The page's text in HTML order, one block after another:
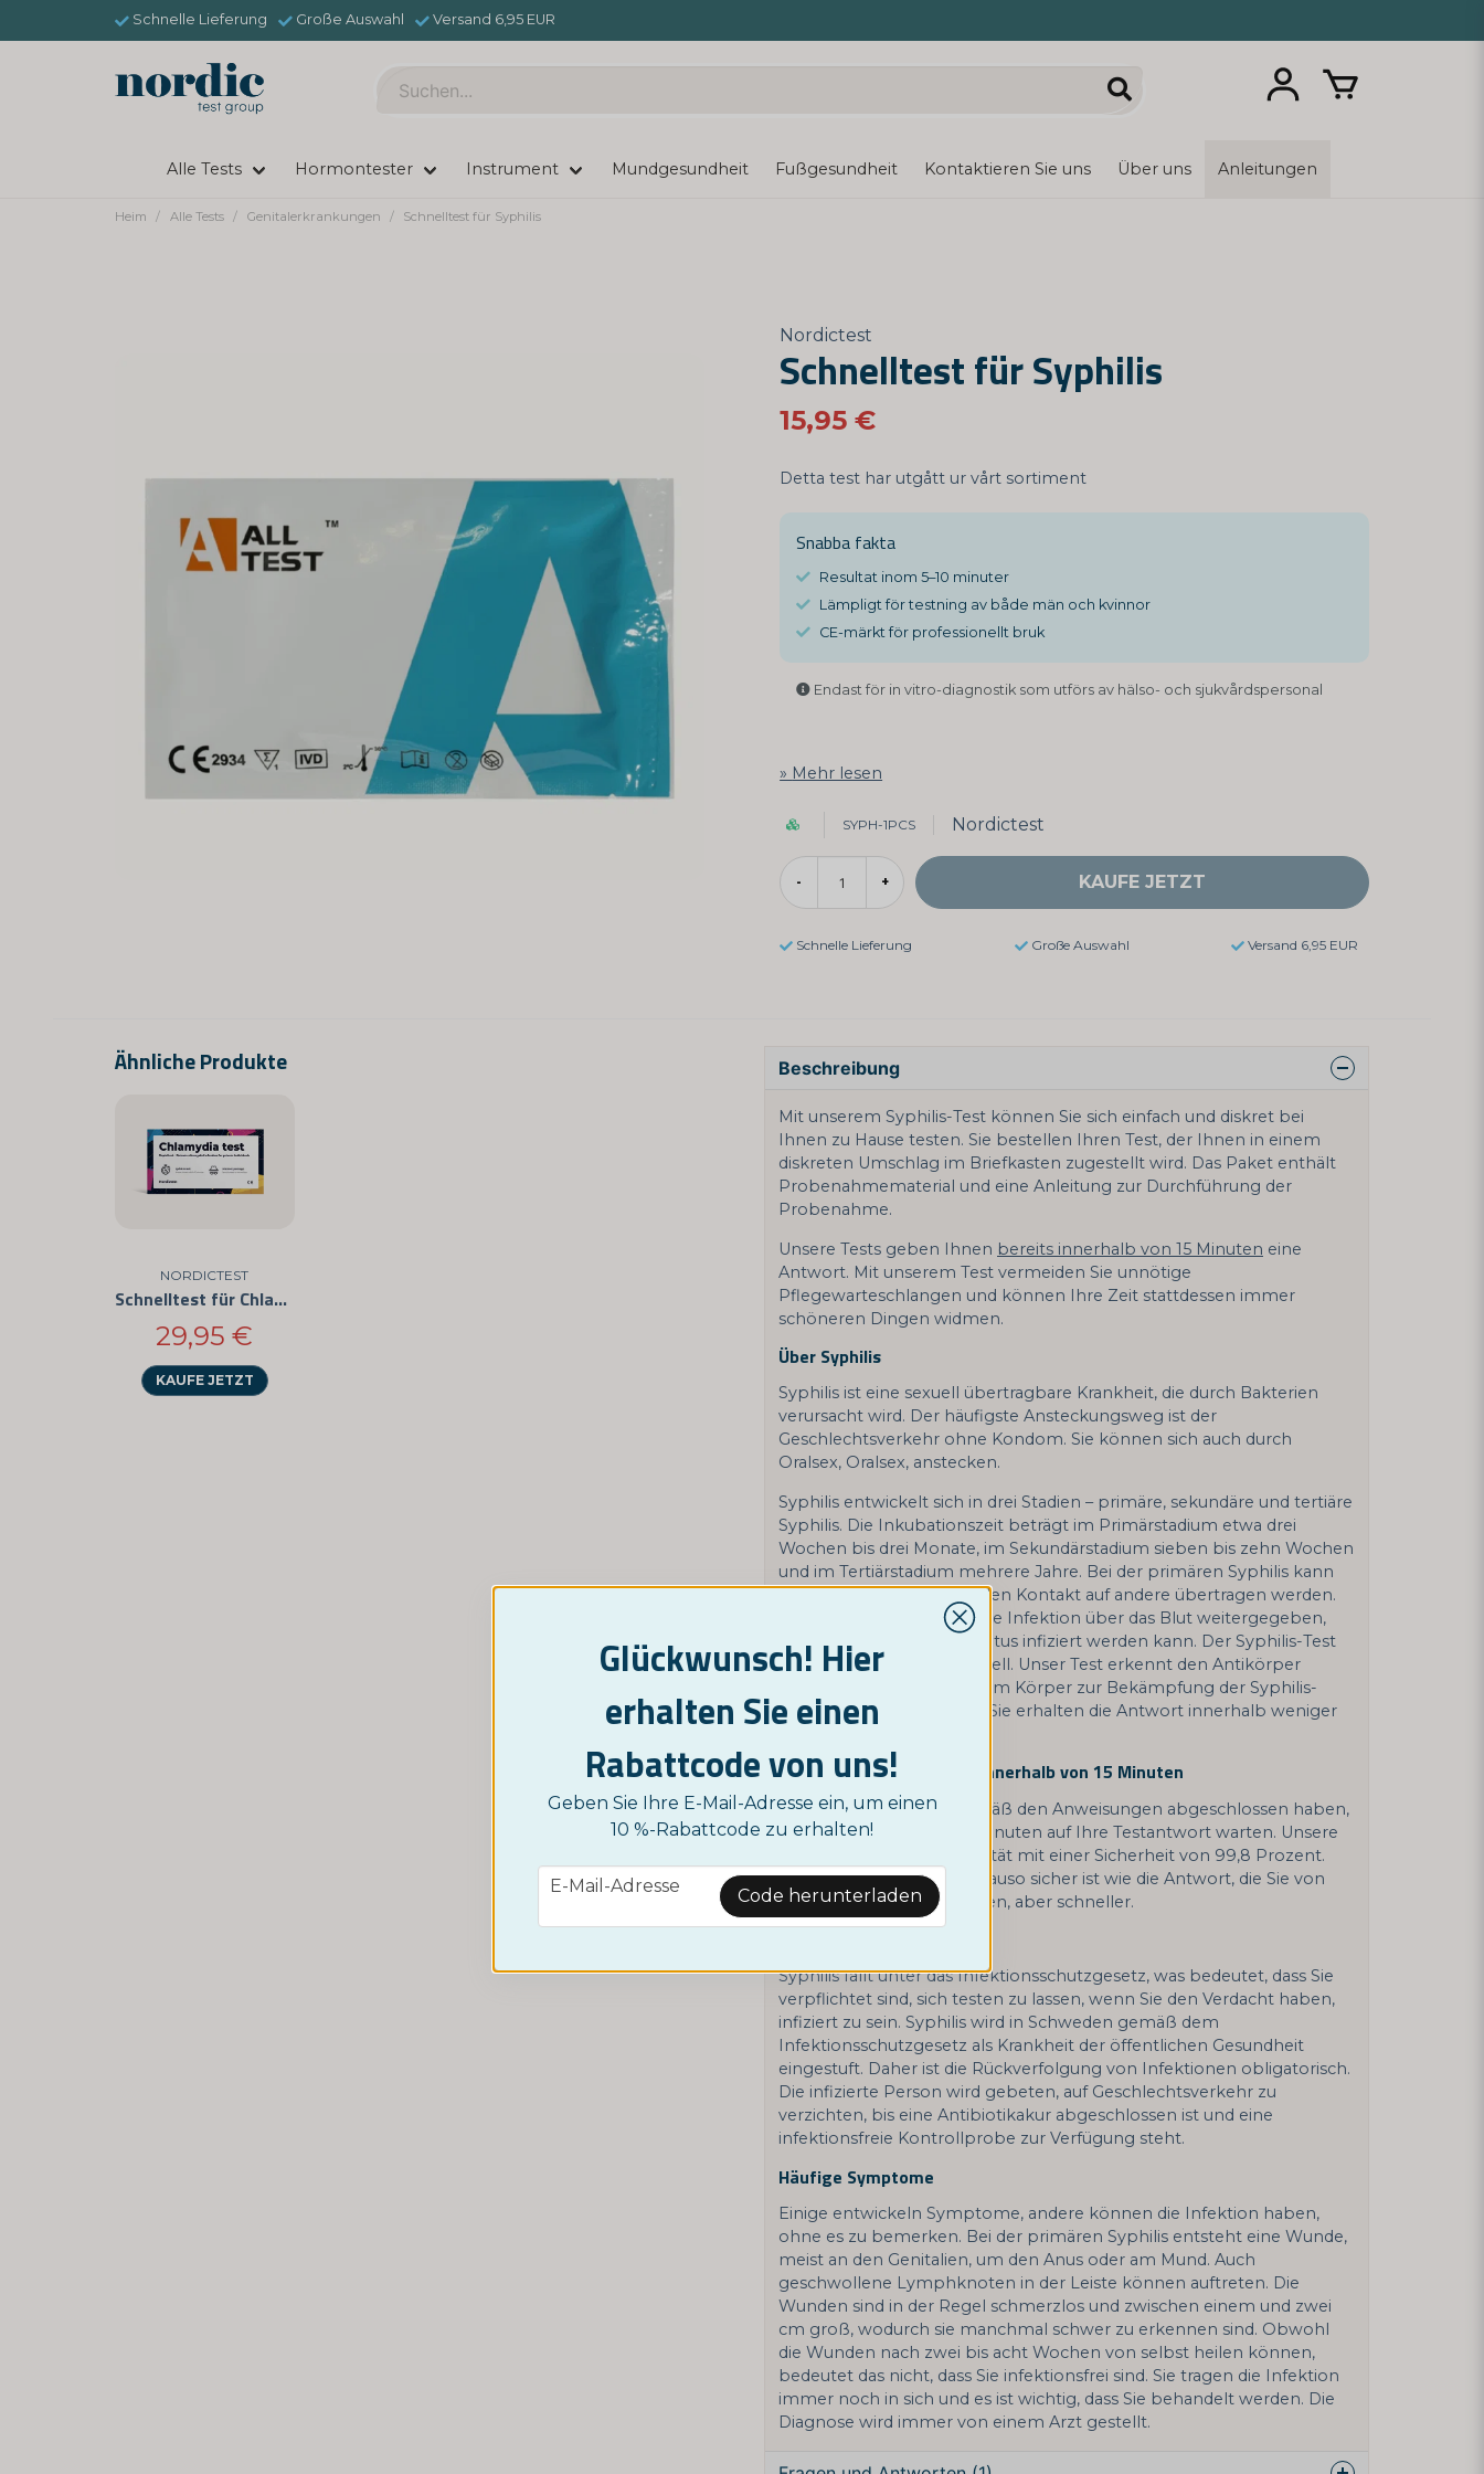
Schnelle Lieferung Große Auswahl Versand 6,95 EUR
Alle Tests Hormontester Instrument Mundgesundheit Fußgesundheit Kontaktieren Sie uns Über uns Anleitungen
Heim Alle Tests Genitalerkrankungen Schnelltest für Syphilis
Nordictest
Schnelltest für Syphilis
15,95 €
Detta test har utgått ur vårt sortiment
Snabba fakta
Resultat inom 5–10 minuter
Lämpligt för testning av både män och kvinnor
CE-märkt för professionellt bruk
Endast för in vitro-diagnostik som utförs av hälso- och sjukvårdspersonal
Mehr lesen
SYPH-1PCS Nordictest
- + KAUFE JETZT
Schnelle Lieferung Große Auswahl Versand 6,95 EUR
Ähnliche Produkte
NORDICTEST
Schnelltest für Chlamydien
29,95 €
KAUFE JETZT
Beschreibung
Mit unserem Syphilis-Test können Sie sich einfach und diskret bei
Ihnen zu Hause testen. Sie bestellen Ihren Test, der Ihnen in einem
diskreten Umschlag im Briefkasten zugestellt wird. Das Paket enthält
Probenahmematerial und eine Anleitung zur Durchführung der
Probenahme.
Unsere Tests geben Ihnen bereits innerhalb von 15 Minuten eine
Antwort. Mit unserem Test vermeiden Sie unnötige
Pflegewarteschlangen und können Ihre Zeit stattdessen immer
schöneren Dingen widmen.
Über Syphilis
Syphilis ist eine sexuell übertragbare Krankheit, die durch Bakterien
verursacht wird. Der häufigste Ansteckungsweg ist der
Geschlechtsverkehr ohne Kondom. Sie können sich auch durch
Oralsex, Oralsex, anstecken.
Syphilis entwickelt sich in drei Stadien – primäre, sekundäre und tertiäre
Syphilis. Die Inkubationszeit beträgt im Primärstadium etwa drei
Wochen bis drei Monate, im Sekundärstadium sieben bis zehn Wochen
und im Tertiärstadium mehrere Jahre. Bei der primären Syphilis kann
die Infektion durch sexuellen Kontakt auf andere übertragen werden.
In späteren Stadien wird die Infektion über das Blut weitergegeben,
was dazu führt, dass der Fötus infiziert werden kann. Der Syphilis-Test
von Nordictest liefert schnell. Unser Test erkennt den Antikörper
Treponema pallidum, der im Körper zur Bekämpfung der Syphilis-
Infektion produziert wird. Sie erhalten die Antwort innerhalb weniger
Heimtest mit Antworten innerhalb von 15 Minuten
Sobald Sie Ihren Test gemäß den Anweisungen abgeschlossen haben,
müssen Sie nur noch 10 Minuten auf Ihre Testantwort warten. Unsere
Tests sind von hoher Qualität mit einer Sicherheit von 99,8 Prozent.
Das bedeutet, dass es genauso sicher ist wie die Antwort, die Sie von
einem Arzt erhalten würden, aber schneller.
Syphilis fällt unter das Infektionsschutzgesetz, was bedeutet, dass Sie
verpflichtet sind, sich testen zu lassen, wenn Sie den Verdacht haben,
infiziert zu sein. Syphilis wird in Schweden gemäß dem
Infektionsschutzgesetz als Krankheit der öffentlichen Gesundheit
eingestuft. Daher ist die Rückverfolgung von Infektionen obligatorisch.
Die infizierte Person wird gebeten, auf Geschlechtsverkehr zu
verzichten, bis eine Antibiotikakur abgeschlossen ist und eine
infektionsfreie Kontrollprobe zur Verfügung steht.
Häufige Symptome
Einige entwickeln Symptome, andere können die Infektion haben,
ohne es zu bemerken. Bei der primären Syphilis entsteht eine Wunde,
meist an den Genitalien, um den Anus oder am Mund. Auch
geschwollene Lymphknoten in der Leiste können auftreten. Die
Wunden sind in der Regel schmerzlos und zwischen einem und zwei
cm groß, wodurch sie manchmal schwer zu erkennen sind. Obwohl
die Wunden nach zwei bis acht Wochen von selbst heilen können,
bedeutet das nicht, dass Sie infektionsfrei sind. Sie tragen die Infektion
immer noch in sich und es ist wichtig, dass Sie behandelt werden. Die
Diagnose wird immer von einem Arzt gestellt.
Glückwunsch! Hier
erhalten Sie einen
Rabattcode von uns!
Geben Sie Ihre E-Mail-Adresse ein, um einen
10 %-Rabattcode zu erhalten!
email
E-Mail-Adresse Code herunterladen